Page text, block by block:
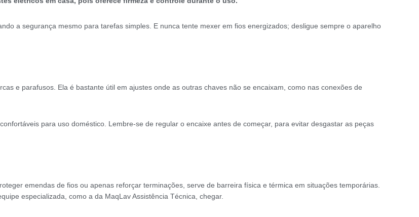
a segurança mesmo para tarefas simples. E nunca tente mexer em fios energizados; desligue sempre o aparelho
e parafusos. Ela é bastante útil em ajustes onde as outras chaves não se encaixam, como nas conexões de
para uso doméstico. Lembre-se de regular o encaixe antes de começar, para evitar desgastar as peças
emendas de fios ou apenas reforçar terminações, serve de barreira física e térmica em situações temporárias.
especializada, como a da MaqLav Assistência Técnica, chegar.